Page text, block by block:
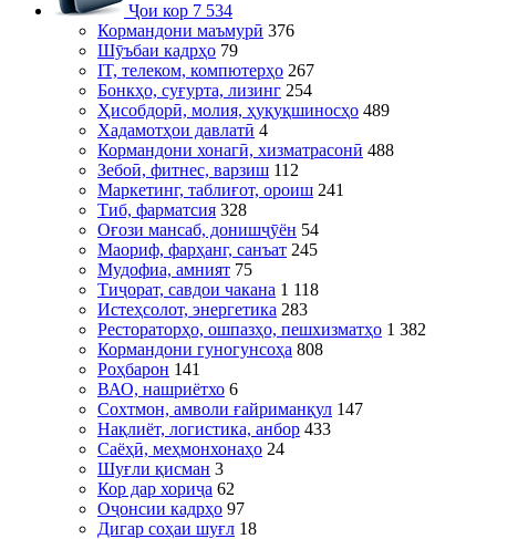
Ҷои кор 7 534
Кормандони маъмурӣ 376
Шӯъбаи кадрҳо 79
IT, телеком, компютерҳо 267
Бонкҳо, суғурта, лизинг 254
Ҳисобдорӣ, молия, ҳуқуқшиносҳо 489
Хадамотҳои давлатӣ 4
Кормандони хонагӣ, хизматрасонӣ 488
Зебоӣ, фитнес, варзиш 112
Маркетинг, таблиғот, ороиш 241
Тиб, фарматсия 328
Оғози мансаб, донишҷӯён 54
Маориф, фарҳанг, санъат 245
Мудофиа, амният 75
Тиҷорат, савдои чакана 1 118
Истеҳсолот, энергетика 283
Рестораторҳо, ошпазҳо, пешхизматҳо 1 382
Кормандони гуногунсоҳа 808
Роҳбарон 141
ВАО, нашриётхо 6
Сохтмон, амволи ғайриманқул 147
Нақлиёт, логистика, анбор 433
Саёҳӣ, меҳмонхонаҳо 24
Шуғли қисман 3
Кор дар хориҷа 62
Оҷонсии кадрҳо 97
Дигар соҳаи шуғл 18